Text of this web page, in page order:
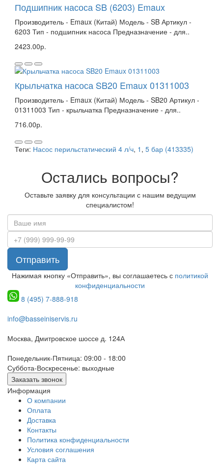
Подшипник насоса SB (6203) Emaux
Производитель - Emaux (Китай) Модель - SB Артикул -
6203 Тип - подшипник насоса Предназначение - для..
2423.00р.
Крыльчатка насоса SB20 Emaux 01311003
Производитель - Emaux (Китай) Модель - SB20 Артикул -
01311003 Тип - крыльчатка Предназначение - для..
716.00р.
Теги: Насос перильстатический 4 л/ч, 1 , 5 бар (413335)
Остались вопросы?
Оставьте заявку для консультации с нашим ведущим
специалистом!
Отправить
Нажимая кнопку «Отправить», вы соглашаетесь с политикой
конфиденциальности
8 (495) 7-888-918
info@basseiniservis.ru
Москва, Дмитровское шоссе д. 124А
Понедельник-Пятница: 09:00 - 18:00
Суббота-Воскресенье: выходные
Заказать звонок
Информация
О компании
Оплата
Доставка
Контакты
Политика конфиденциальности
Условия соглашения
Карта сайта